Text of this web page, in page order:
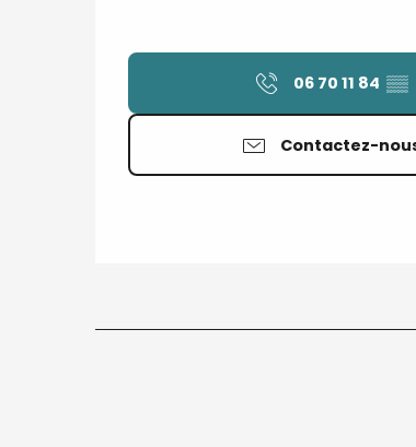
06 70 11 84 ▒▒
Contactez-